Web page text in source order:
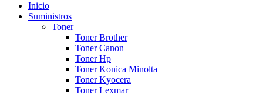
Inicio
Suministros
Toner
Toner Brother
Toner Canon
Toner Hp
Toner Konica Minolta
Toner Kyocera
Toner Lexmar